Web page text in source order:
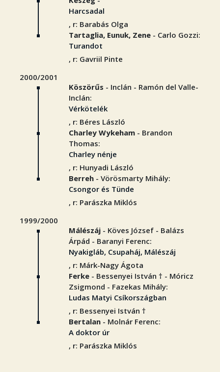
Harcsadal
, r: Barabás Olga
Tartaglia, Eunuk, Zene - Carlo Gozzi:
Turandot
, r: Gavriil Pinte
2000/2001
Köszörűs - Inclán - Ramón del Valle-
Inclán:
Vérkötelék
, r: Béres László
Charley Wykeham - Brandon
Thomas:
Charley nénje
, r: Hunyadi László
Berreh - Vörösmarty Mihály:
Csongor és Tünde
, r: Parászka Miklós
1999/2000
Málészáj - Köves József - Balázs
Árpád - Baranyi Ferenc:
Nyakigláb, Csupaháj, Málészáj
, r: Márk-Nagy Ágota
Ferke - Bessenyei István † - Móricz
Zsigmond - Fazekas Mihály:
Ludas Matyi Csíkországban
, r: Bessenyei István †
Bertalan - Molnár Ferenc:
A doktor úr
, r: Parászka Miklós